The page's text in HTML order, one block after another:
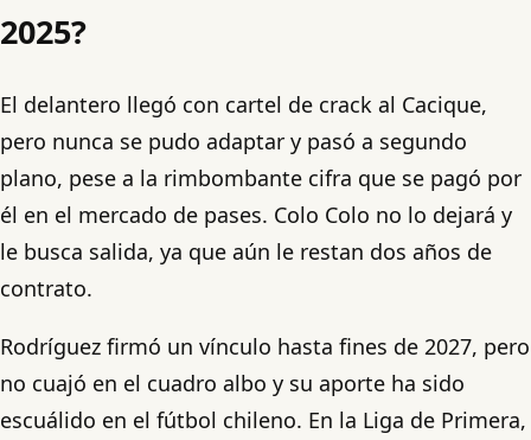
2025?
El delantero llegó con cartel de crack al Cacique,
pero nunca se pudo adaptar y pasó a segundo
plano, pese a la rimbombante cifra que se pagó por
él en el mercado de pases. Colo Colo no lo dejará y
le busca salida, ya que aún le restan dos años de
contrato.
Rodríguez firmó un vínculo hasta fines de 2027, pero
no cuajó en el cuadro albo y su aporte ha sido
escuálido en el fútbol chileno. En la Liga de Primera,